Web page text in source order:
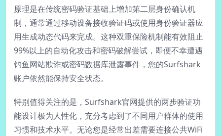
原理是在传统密码验证基础上增加第二层身份确认机
制，通常通过移动设备接收验证码或使用身份验证器应
用生成动态代码来完成。这种双重保险机制能有效阻止
99%以上的自动化攻击和密码破解尝试，即便不幸遭遇
钓鱼网站欺诈或密码数据库泄露事件，您的Surfshark
账户依然能保持安全状态。
特别值得关注的是，Surfshark官网提供的两步验证功
能设计极为人性化，充分考虑到了不同用户群体的使用
习惯和技术水平。无论您是经常出差需要连接公共WiFi